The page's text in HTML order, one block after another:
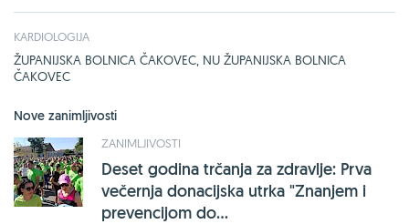
KARDIOLOGIJA
ŽUPANIJSKA BOLNICA ČAKOVEC, NU ŽUPANIJSKA BOLNICA
ČAKOVEC
Nove zanimljivosti
ZANIMLJIVOSTI
Deset godina trčanja za zdravlje: Prva
večernja donacijska utrka "Znanjem i
prevencijom do...